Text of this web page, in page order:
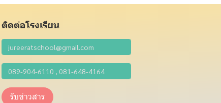
ติดต่อโรงเรียน
รับข่าวสาร